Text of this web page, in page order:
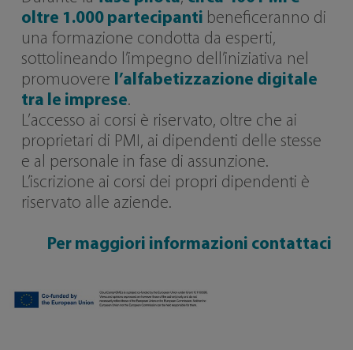
oltre 1.000 partecipanti beneficeranno di
una formazione condotta da esperti,
sottolineando l’impegno dell’iniziativa nel
promuovere l’alfabetizzazione digitale
tra le imprese.
L’accesso ai corsi è riservato, oltre che ai
proprietari di PMI, ai dipendenti delle stesse
e al personale in fase di assunzione.
L’iscrizione ai corsi dei propri dipendenti è
riservato alle aziende.
Per maggiori informazioni contattaci